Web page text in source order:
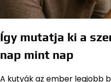
Így mutatja ki a
nap mint nap
A kutyák az ember legjobb